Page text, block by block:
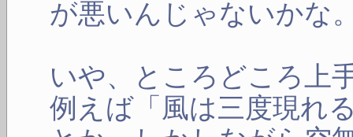
が悪いんじゃないかな
いや、ところどころ上
例えば「風は三度現れ